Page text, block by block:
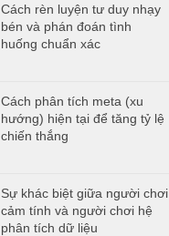
Cách rèn luyện tư duy nhạy
bén và phán đoán tình
huống chuẩn xác
Cách phân tích meta (xu
hướng) hiện tại để tăng tỷ lệ
chiến thắng
Sự khác biệt giữa người chơi
cảm tính và người chơi hệ
phân tích dữ liệu